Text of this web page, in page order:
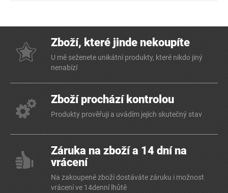
Zboží, které jinde nekoupíte
U mě seženete unikátní produkty, které nikdo jiný
nenabízí
Zboží prochází kontrolou
Produkty prověřuji a uvádím jejich skutečný stav
Záruka na zboží a 14 dní na
vrácení
Na zakoupené zboží dostáváte záruku i možnost
vrácení ve 14denní lhůtě